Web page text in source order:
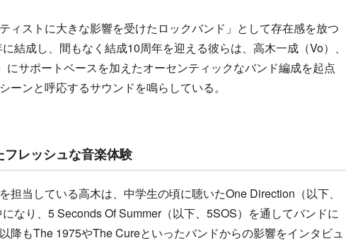
ィストに大きな影響を受けたロックバンド」として存在感を放つ
結成し、間もなく結成10周年を迎える彼らは、高木一成（Vo）、
にサポートベースを加えたオーセンティックなバンド編成を起点
ーンと呼応するサウンドを鳴らしている。
レッシュな音楽体験
当している高木は、中学生の頃に聴いたOne Direction（以下、
なり、5 Seconds Of Summer（以下、5SOS）を通してバンドに
降もThe 1975やThe Cureといったバンドからの影響をインタビュ